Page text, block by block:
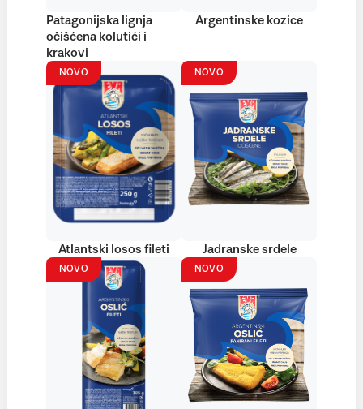
Patagonijska lignja
očišćena kolutići i
krakovi
Argentinske kozice
NOVO
Atlantski losos fileti
NOVO
Jadranske srdele
NOVO NOVO